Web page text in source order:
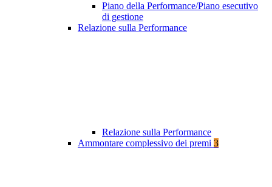
Piano della Performance/Piano esecutivo
di gestione
Relazione sulla Performance
Relazione sulla Performance
Ammontare complessivo dei premi 3